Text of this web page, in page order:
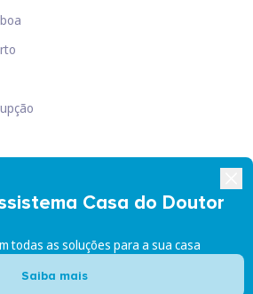
Casa do Doutor
todas as soluções para a sua casa
Saiba mais